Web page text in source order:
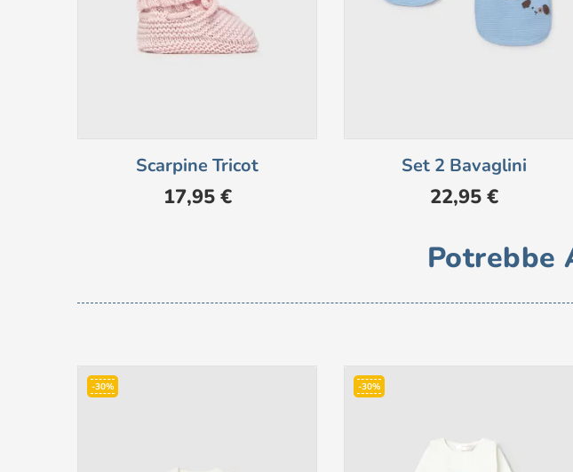
Scarpine Tricot
Prezzo
17,95 €
Set 2 Bavaglini
Prezzo
22,95 €
Potrebbe
-30% -30%